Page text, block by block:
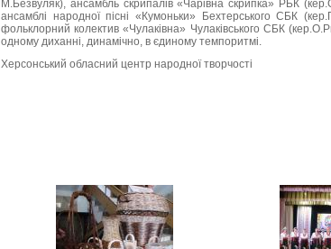
М.Безвуляк), ансамбль скрипалів «Чарівна скрипка» РБК
ансамблі народної пісні «Кумоньки» Бехтерського СБК
фольклорний колектив «Чулаківна» Чулаківського СБК
одному диханні, динамічно, в єдиному темпоритмі.
Херсонський обласний центр народної творчості